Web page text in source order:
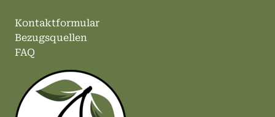
Kontaktformular
Bezugsquellen
FAQ